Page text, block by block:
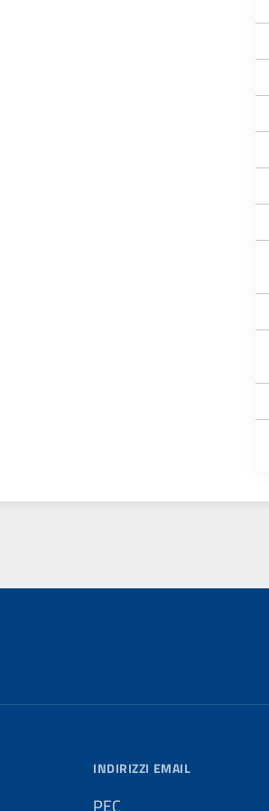
INDIRIZZI EMAIL
PEC